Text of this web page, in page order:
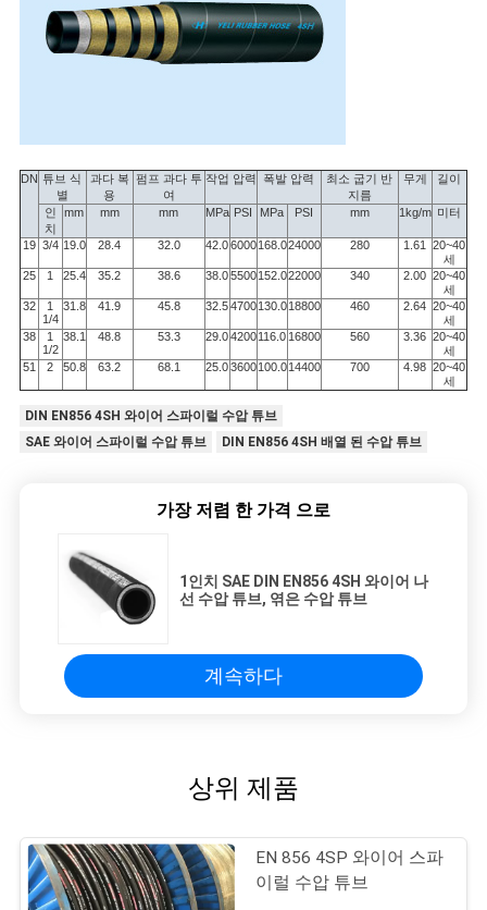
트
맵
PRIVACY
POLICY
DN 튜브 식
별
과다 복
용
펌프 과다 투
여
작업 압력 폭발 압력
최소 굽기 반
지름
무게 길이
인
치
mm mm mm MPa PSI MPa PSI mm 1kg/m 미터
19 3/4 19.0 28.4 32.0 42.06000168.024000 280 1.61 20~40
세
25
1 25.4 35.2 38.6 38.05500152.022000 340 2.00 20~40
세
32
1
1/4
31.8 41.9 45.8 32.54700130.018800 460 2.64 20~40
세
38
1
1/2
38.1 48.8 53.3 29.04200116.016800 560 3.36 20~40
세
51
2 50.8 63.2 68.1 25.03600100.014400 700 4.98 20~40
세
DIN EN856 4SH 와이어 스파이럴 수압 튜브
SAE 와이어 스파이럴 수압 튜브
DIN EN856 4SH 배열 된 수압 튜브
가장 저렴 한 가격 으로
1인치 SAE DIN EN856 4SH 와이어 나
선 수압 튜브, 엮은 수압 튜브
계속하다
상위 제품
EN 856 4SP 와이어 스파
이럴 수압 튜브